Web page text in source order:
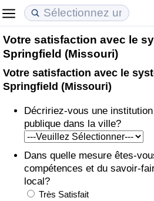
Votre satisfaction avec le
Springfield (Missouri)
Votre satisfaction avec le
Springfield (Missouri)
Décririez-vous une
publique dans la ville?
Dans quelle mesure êtes-
compétences et du savoir-
local?
Très Satisfait
Coût de la vie
Indice du Coût de la Vie (Actuel)
Indice du Coût de la Vie
Indice du coût de la vie par pays
à Akaba
Prix de l'immobilier
Indice des Prix de l'immobilier
Indice des Prix de l'immobilier
Indice des Prix de l'immobilier
Qualité de Vie
Indice de Qualité de Vie
Indice de Qualité de Vie (Actuel)
Indice de qualité de vie par pays
Criminalité
Indice de Criminalité (Actuel)